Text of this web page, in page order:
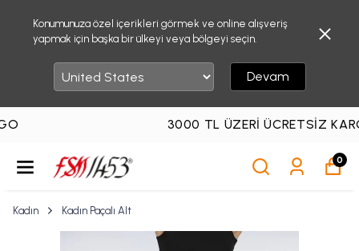
Konumunuza özel içerikleri görmek ve online alışveriş
yapmak için başka bir ülkeyi veya bölgeyi seçin.
Devam
3000 TL ÜZERI ÜCRETSIZ KARGO
0
Kadın Kadın Paçalı Alt